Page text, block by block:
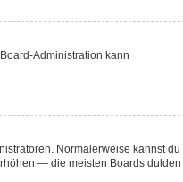
Administration kann
Normalerweise kannst du
— die meisten Boards dulden